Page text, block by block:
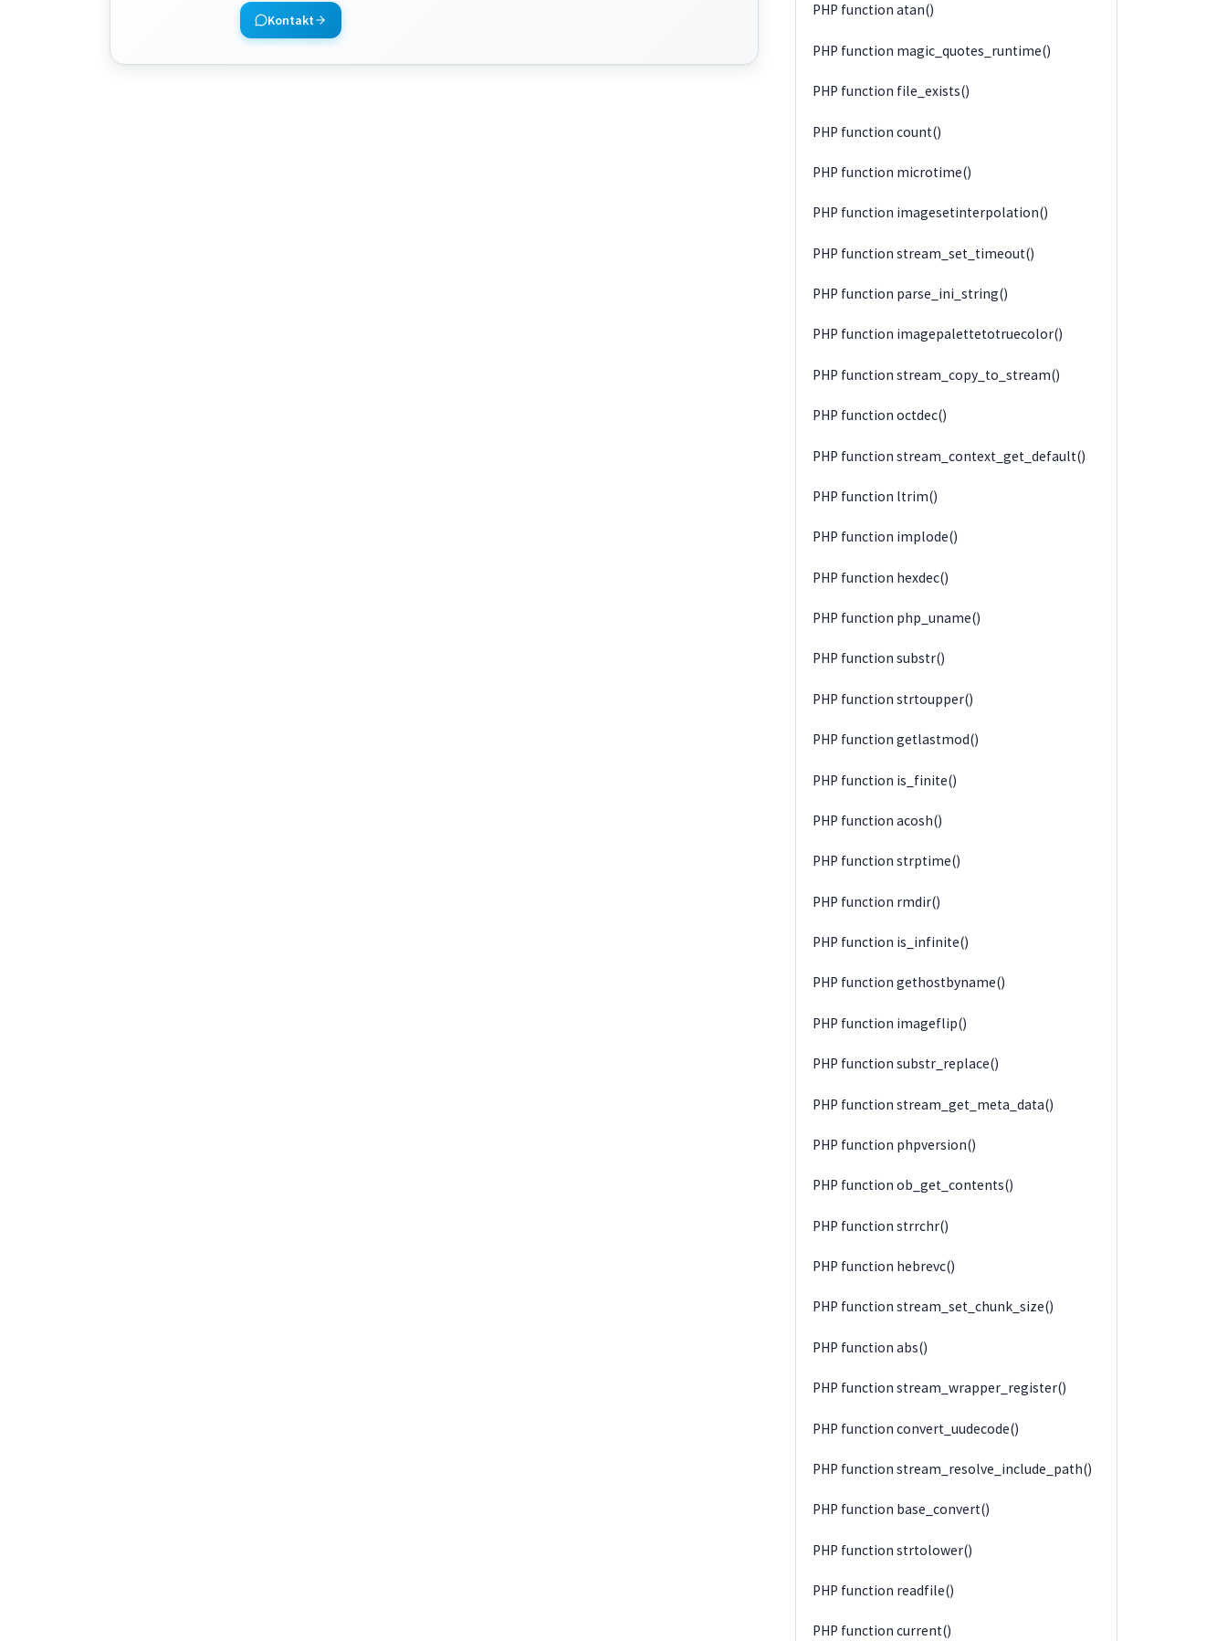
Kontakt
PHP function atan()
PHP function magic_quotes_runtime()
PHP function file_exists()
PHP function count()
PHP function microtime()
PHP function imagesetinterpolation()
PHP function stream_set_timeout()
PHP function parse_ini_string()
PHP function imagepalettetotruecolor()
PHP function stream_copy_to_stream()
PHP function octdec()
PHP function stream_context_get_default()
PHP function ltrim()
PHP function implode()
PHP function hexdec()
PHP function php_uname()
PHP function substr()
PHP function strtoupper()
PHP function getlastmod()
PHP function is_finite()
PHP function acosh()
PHP function strptime()
PHP function rmdir()
PHP function is_infinite()
PHP function gethostbyname()
PHP function imageflip()
PHP function substr_replace()
PHP function stream_get_meta_data()
PHP function phpversion()
PHP function ob_get_contents()
PHP function strrchr()
PHP function hebrevc()
PHP function stream_set_chunk_size()
PHP function abs()
PHP function stream_wrapper_register()
PHP function convert_uudecode()
PHP function stream_resolve_include_path()
PHP function base_convert()
PHP function strtolower()
PHP function readfile()
PHP function current()